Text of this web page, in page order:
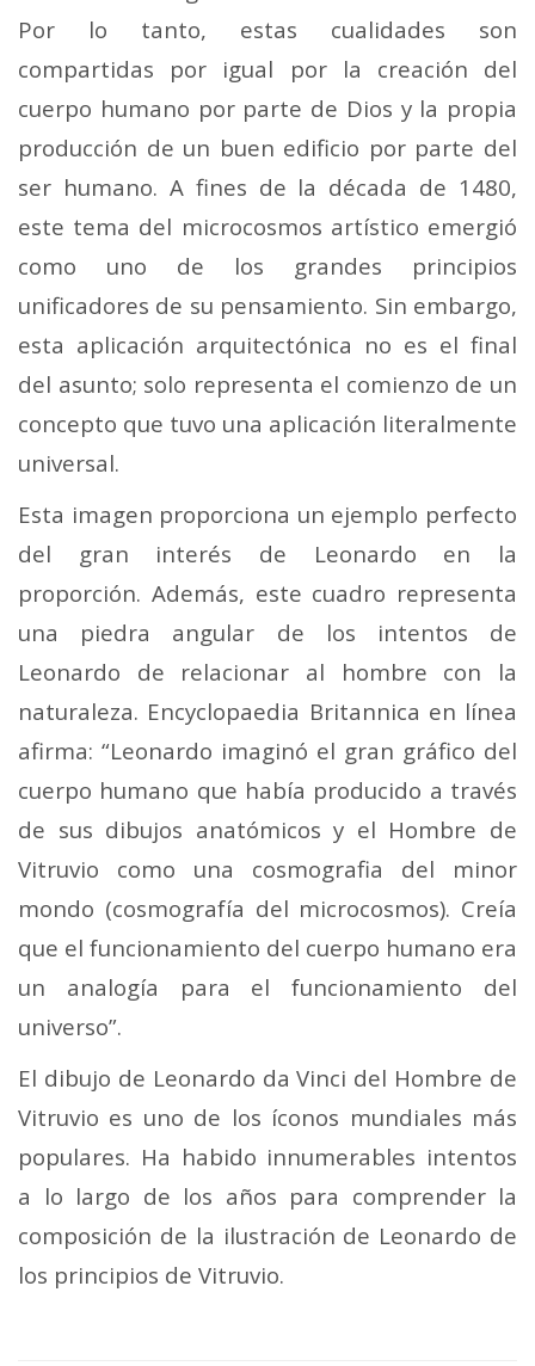
Por lo tanto, estas cualidades son
compartidas por igual por la creación del
cuerpo humano por parte de Dios y la propia
producción de un buen edificio por parte del
ser humano. A fines de la década de 1480,
este tema del microcosmos artístico emergió
como uno de los grandes principios
unificadores de su pensamiento. Sin embargo,
esta aplicación arquitectónica no es el final
del asunto; solo representa el comienzo de un
concepto que tuvo una aplicación literalmente
universal.
Esta imagen proporciona un ejemplo perfecto
del gran interés de Leonardo en la
proporción. Además, este cuadro representa
una piedra angular de los intentos de
Leonardo de relacionar al hombre con la
naturaleza. Encyclopaedia Britannica en línea
afirma: “Leonardo imaginó el gran gráfico del
cuerpo humano que había producido a través
de sus dibujos anatómicos y el Hombre de
Vitruvio como una cosmografia del minor
mondo (cosmografía del microcosmos). Creía
que el funcionamiento del cuerpo humano era
un analogía para el funcionamiento del
universo”.
El dibujo de Leonardo da Vinci del Hombre de
Vitruvio es uno de los íconos mundiales más
populares. Ha habido innumerables intentos
a lo largo de los años para comprender la
composición de la ilustración de Leonardo de
los principios de Vitruvio.